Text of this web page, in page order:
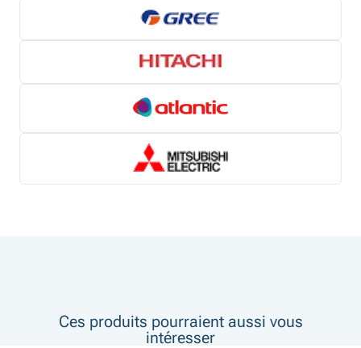
Ces produits pourraient aussi vous
intéresser